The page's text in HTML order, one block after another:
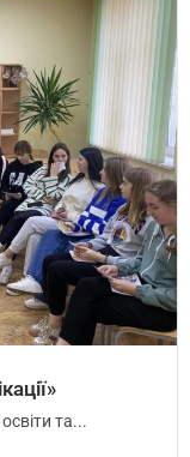
та...